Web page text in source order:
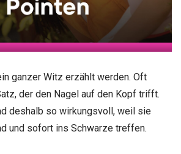
ganzer Witz erzählt werden. Oft
der den Nagel auf den Kopf trifft.
deshalb so wirkungsvoll, weil sie
und sofort ins Schwarze treffen.